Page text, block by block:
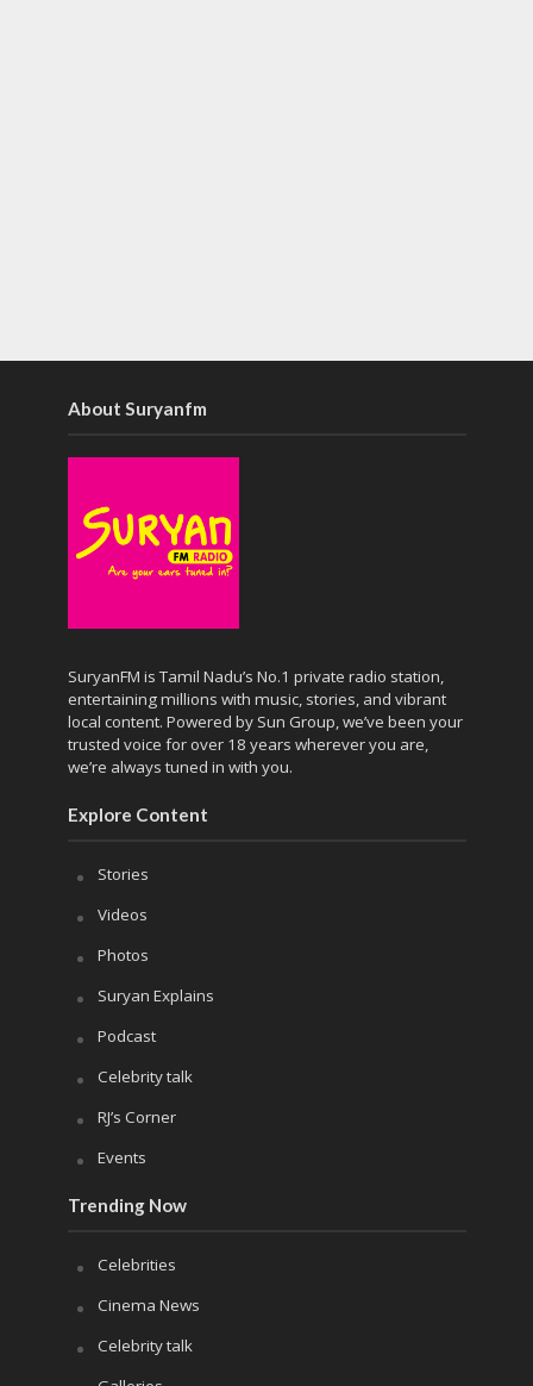
About Suryanfm
SuryanFM is Tamil Nadu’s No.1 private radio station,
entertaining millions with music, stories, and vibrant
local content. Powered by Sun Group, we’ve been your
trusted voice for over 18 years wherever you are,
we’re always tuned in with you.
Explore Content
Stories
Videos
Photos
Suryan Explains
Podcast
Celebrity talk
RJ’s Corner
Events
Trending Now
Celebrities
Cinema News
Celebrity talk